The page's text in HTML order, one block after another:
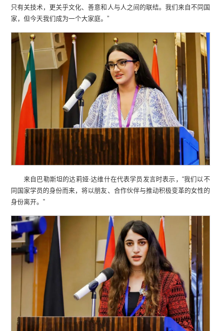
只有关技术，更关乎文化、善意和人与人之间的联结。我们来自不同国
家，但今天我们成为一个大家庭。”
来自巴勒斯坦的达莉娅·达维什在代表学员发言时表示，“我们以不
同国家学员的身份而来，将以朋友、合作伙伴与推动积极变革的女性的
身份离开。”